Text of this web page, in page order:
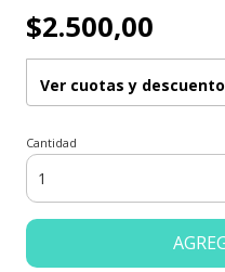
$2.500,00
Ver cuotas y
Cantidad